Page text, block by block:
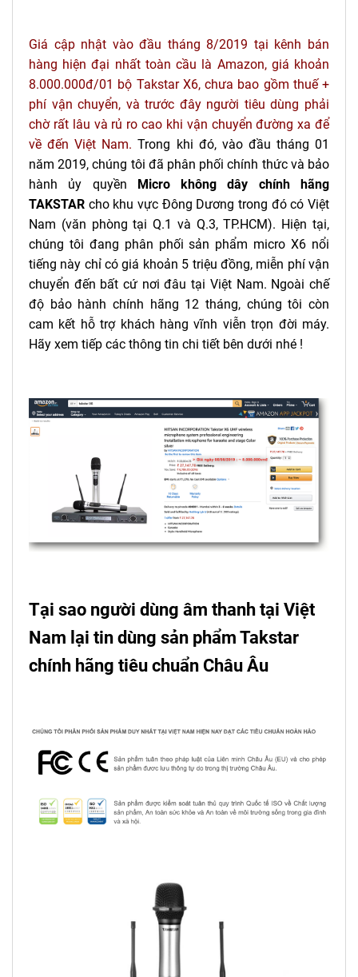
Giá cập nhật vào đầu tháng 8/2019 tại kênh bán
hàng hiện đại nhất toàn cầu là Amazon, giá khoản
8.000.000đ/01 bộ Takstar X6, chưa bao gồm thuế +
phí vận chuyển, và trước đây người tiêu dùng phải
chờ rất lâu và rủ ro cao khi vận chuyển đường xa để
về đến Việt Nam.Trong khi đó, vào đầu tháng 01
năm 2019, chúng tôi đã phân phối chính thức và bảo
hành ủy quyền Micro không dây chính hãng
TAKSTAR cho khu vực Đông Dương trong đó có Việt
Nam (văn phòng tại Q.1 và Q.3, TP.HCM). Hiện tại,
chúng tôi đang phân phối sản phẩm micro X6 nổi
tiếng này chỉ có giá khoản 5 triệu đồng, miễn phí vận
chuyển đến bất cứ nơi đâu tại Việt Nam. Ngoài chế
độ bảo hành chính hãng 12 tháng, chúng tôi còn
cam kết hỗ trợ khách hàng vĩnh viễn trọn đời máy.
Hãy xem tiếp các thông tin chi tiết bên dưới nhé !
Tại sao người dùng âm thanh tại Việt
Nam lại tin dùng sản phẩm Takstar
chính hãng tiêu chuẩn Châu Âu